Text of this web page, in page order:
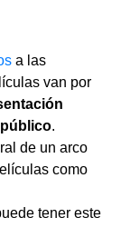
a las
van por
.
de un arco
como
tener este